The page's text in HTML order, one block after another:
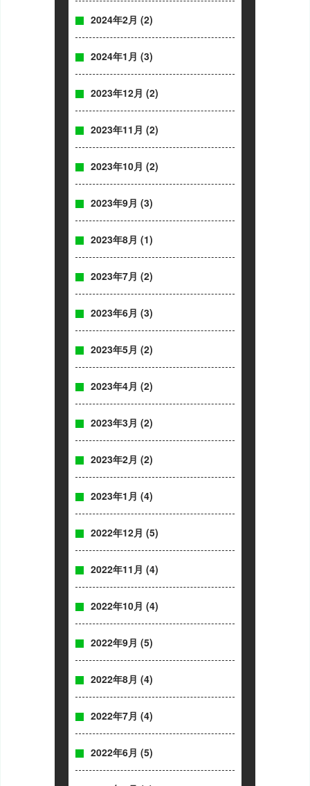
2024年2月 (2)
2024年1月 (3)
2023年12月 (2)
2023年11月 (2)
2023年10月 (2)
2023年9月 (3)
2023年8月 (1)
2023年7月 (2)
2023年6月 (3)
2023年5月 (2)
2023年4月 (2)
2023年3月 (2)
2023年2月 (2)
2023年1月 (4)
2022年12月 (5)
2022年11月 (4)
2022年10月 (4)
2022年9月 (5)
2022年8月 (4)
2022年7月 (4)
2022年6月 (5)